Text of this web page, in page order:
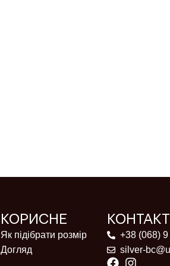
КОРИСНЕ
Як підібрати розмір
Догляд
+38 (068)
silver-